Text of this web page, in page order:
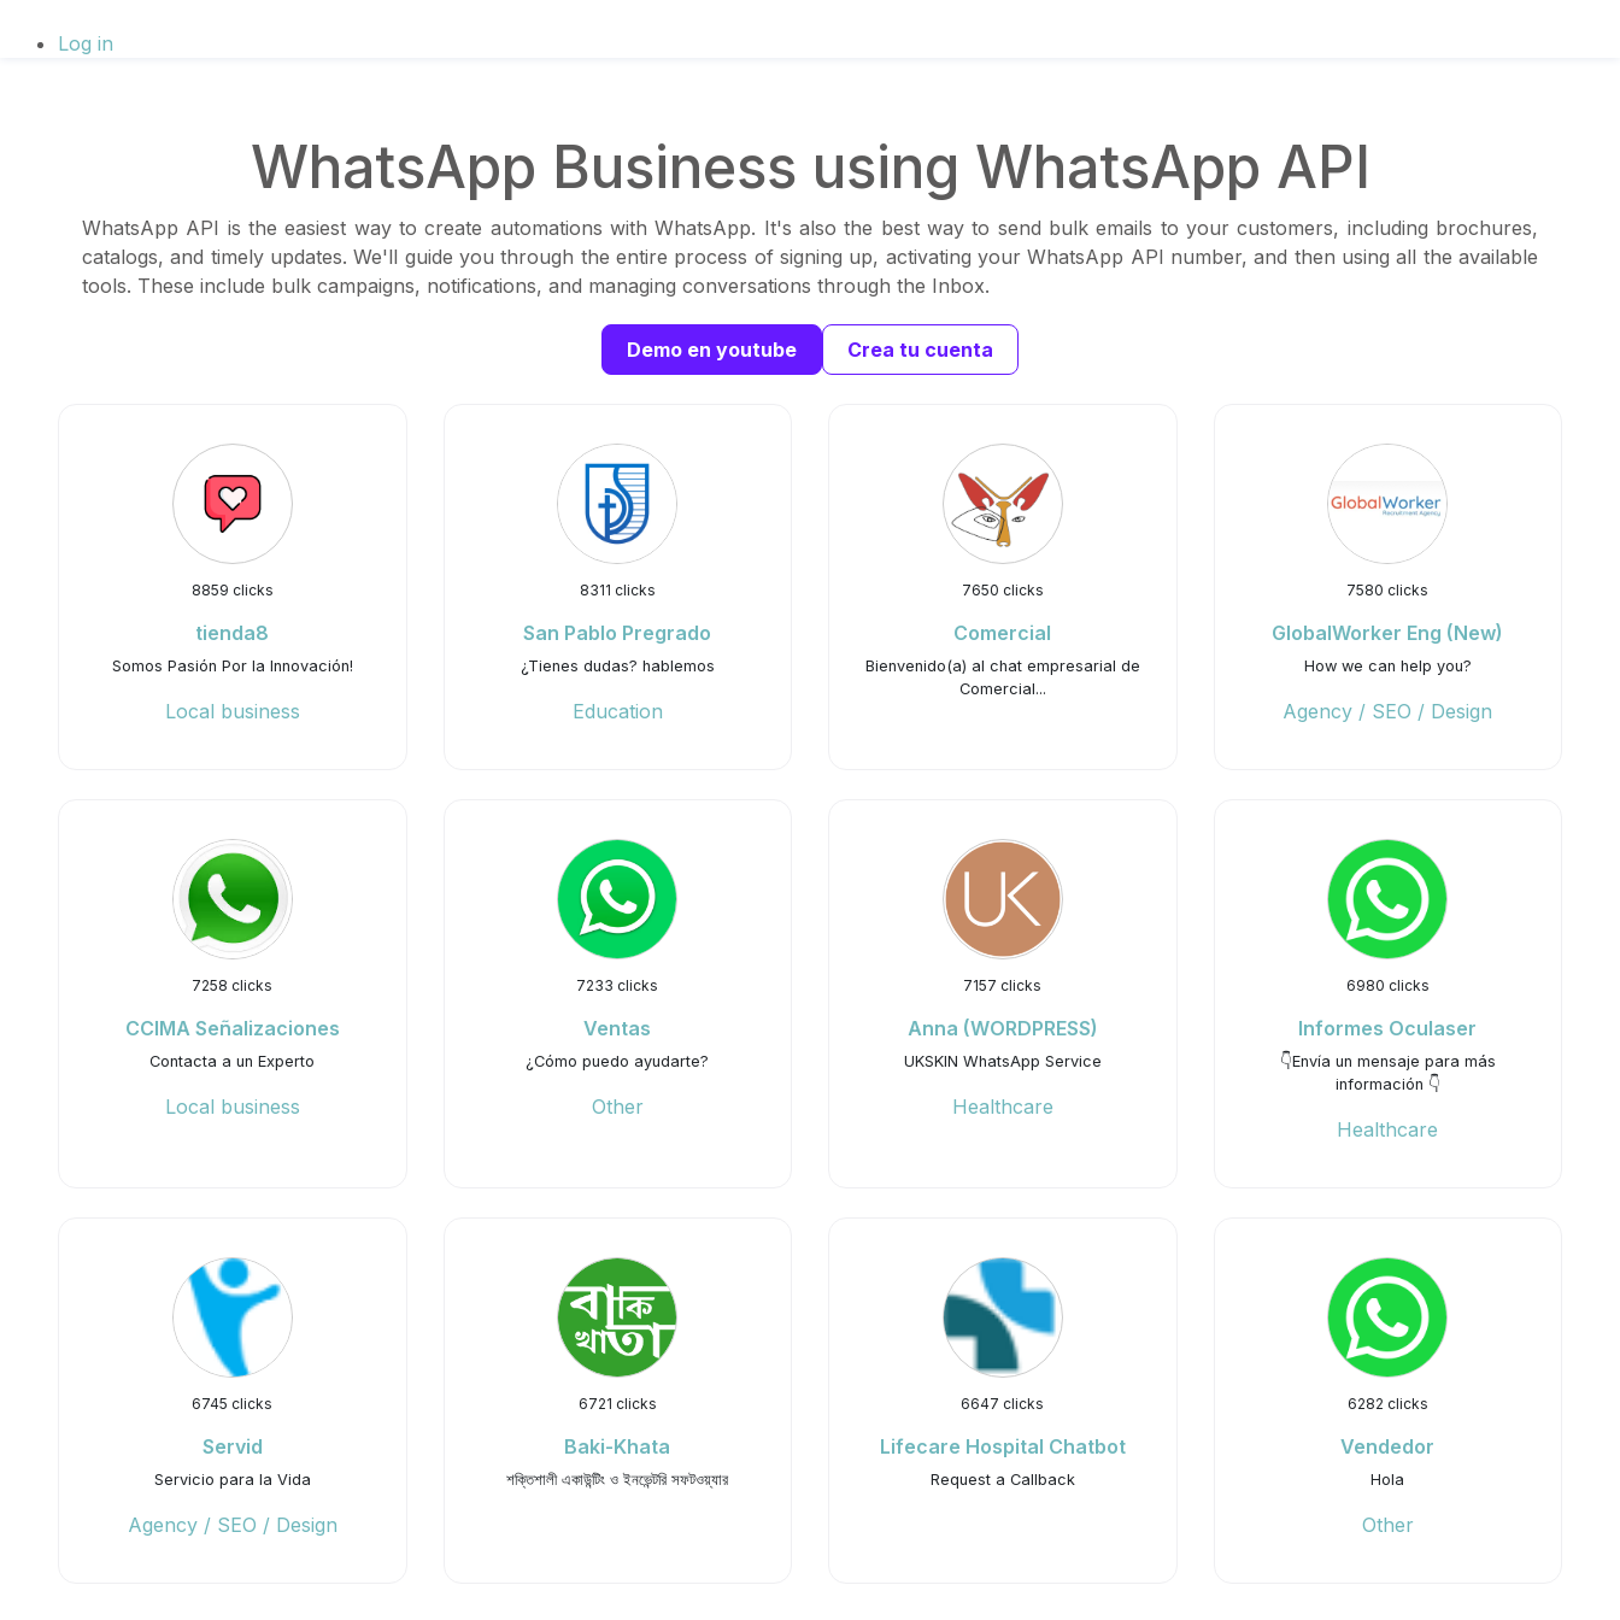
Log in
WhatsApp Business using WhatsApp API
WhatsApp API is the easiest way to create automations with WhatsApp. It's also the best way to send bulk emails to your customers, including brochures,
catalogs, and timely updates. We'll guide you through the entire process of signing up, activating your WhatsApp API number, and then using all the available
tools. These include bulk campaigns, notifications, and managing conversations through the Inbox.
Demo en youtube Crea tu cuenta
8859 clicks
tienda8
Somos Pasión Por la Innovación!
Local business
8311 clicks
San Pablo Pregrado
¿Tienes dudas? hablemos
Education
7650 clicks
Comercial
Bienvenido(a) al chat empresarial de
Comercial...
7580 clicks
GlobalWorker Eng (New)
How we can help you?
Agency / SEO / Design
7258 clicks
CCIMA Señalizaciones
Contacta a un Experto
Local business
7233 clicks
Ventas
¿Cómo puedo ayudarte?
Other
7157 clicks
Anna (WORDPRESS)
UKSKIN WhatsApp Service
Healthcare
6980 clicks
Informes Oculaser
👇Envía un mensaje para más
información 👇
Healthcare
6745 clicks
Servid
Servicio para la Vida
Agency / SEO / Design
6721 clicks
Baki-Khata
শক্তিশালী একাউন্টিং ও ইনভেন্টরি সফটওয়্যার
6647 clicks
Lifecare Hospital Chatbot
Request a Callback
6282 clicks
Vendedor
Hola
Other